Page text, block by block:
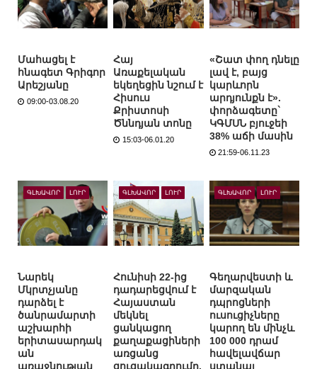
Մահացել է
հնագետ Գրիգոր
Արեշյանը
09:00-03.08.20
Հայ
Առաքելական
եկեղեցին նշում է
Հիսուս
Քրիստոսի
Ծննդյան տոնը
15:03-06.01.20
«Շատ փող դնելը
լավ է, բայց
կարևորն
արդյունքն է».
փորձագետը`
ԿԳՄՍՆ բյուջեի
38% աճի մասին
21:59-06.11.23
ԳԼԽԱՎՈՐ ԼՈՒՐ
Նարեկ
Մկրտչյանը
դարձել է
ծանրամարտի
աշխարհի
երիտասարդակ
ան
առաջնության
ԳԼԽԱՎՈՐ ԼՈՒՐ
Հունիսի 22-ից
դադարեցվում է
Հայաստան
մեկնել
ցանկացող
քաղաքացիների
առցանց
ցուցակագրումը.
ԳԼԽԱՎՈՐ ԼՈՒՐ
Գեղարվեստի և
մարզական
դպրոցների
ուսուցիչները
կարող են մինչև
100 000 դրամ
հավելավճար
ստանալ